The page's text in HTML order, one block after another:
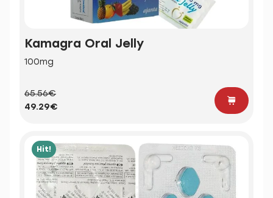
Kamagra Oral Jelly
100mg
65.56€
49.29€
Hit!